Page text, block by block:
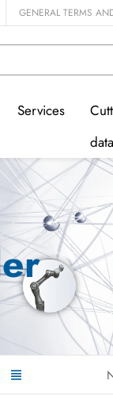
GENERAL TERMS
Services
data